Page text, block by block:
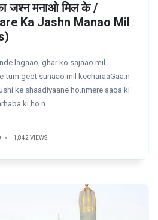
जश्न मनाओ मिल के /
Ka Jashn Manao Mil
lagaao, ghar ko sajaao mil
tum geet sunaao mil kecharaaGaa.n
ke shaadiyaane ho.nmere aaqa ki
ki ho.n
1,842 VIEWS